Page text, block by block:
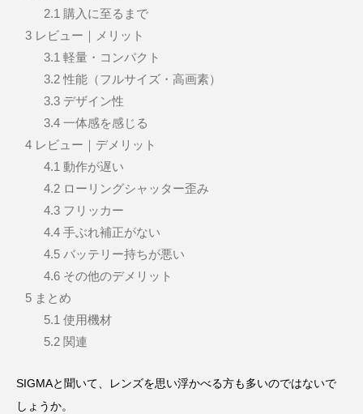
2.1 購入に至るまで
3 レビュー｜メリット
3.1 軽量・コンパクト
3.2性能（フルサイズ・高画素）
3.3デザイン性
3.4一体感を感じる
4 レビュー｜デメリット
4.1 動作が遅い
4.2ローリングシャッター歪み
4.3フリッカー
4.4手ぶれ補正がない
4.5バッテリー持ちが悪い
4.6その他のデメリット
5 まとめ
5.1 使用機材
5.2関連
SIGMAと聞いて、レンズを思い浮かべる方も多いのではないで
しょうか。